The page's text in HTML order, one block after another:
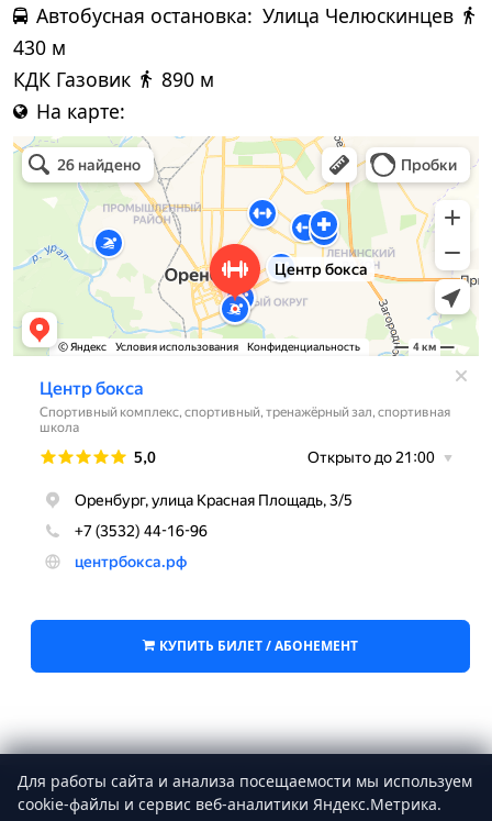
Автобусная остановка: Улица Челюскинцев
430 м
КДК Газовик
890 м
На карте:
КУПИТЬ БИЛЕТ / АБОНЕМЕНТ
Для работы сайта и анализа посещаемости мы используем
cookie‑файлы и сервис веб‑аналитики Яндекс.Метрика.